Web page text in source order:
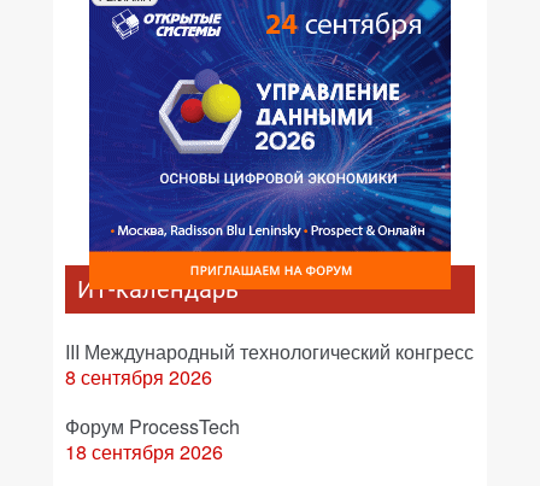
ИТ-календарь
III Международный технологический конгресс
8 сентября 2026
Форум ProcessTech
18 сентября 2026